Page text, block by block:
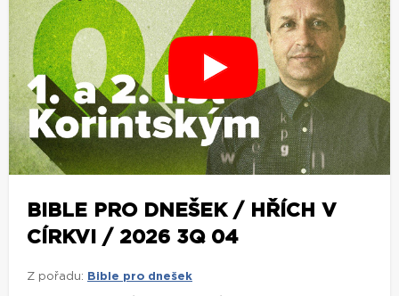
BIBLE PRO DNEŠEK / HŘÍCH V
CÍRKVI / 2026 3Q 04
Z pořadu: Bible pro dnešek